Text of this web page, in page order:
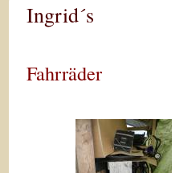
Ingrid´s
Fahrräder